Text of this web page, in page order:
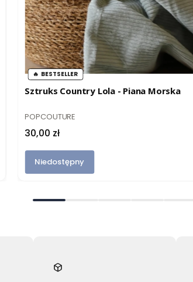
BESTSELLER
Sztruks Country Lola - Piana Morska
PRODUCENT
POPCOUTURE
Cena
30,00 zł
Niedostępny